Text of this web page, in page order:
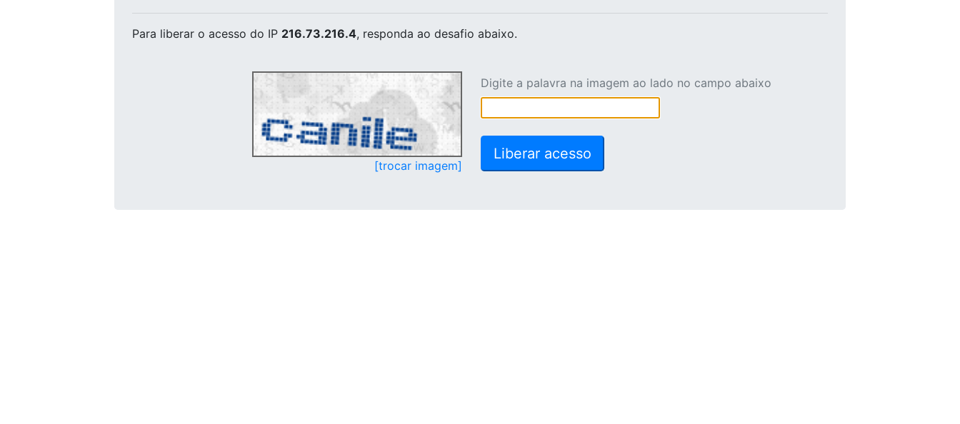
Para liberar o acesso do IP 216.73.216.4, responda ao desafio abaixo.
[trocar imagem]
Digite a palavra na imagem ao lado no campo abaixo